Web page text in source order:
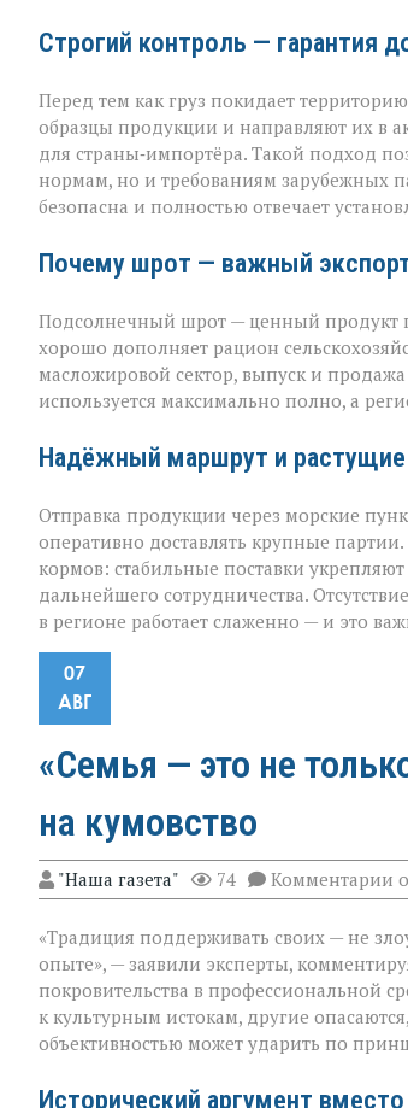
Строгий контроль — гарантия
Перед тем как груз покидает
образцы продукции и направляют их в
для страны‑импортёра. Такой подход
нормам, но и требованиям зарубежных
безопасна и полностью отвечает
Почему шрот — важный
Подсолнечный шрот — ценный продукт
хорошо дополняет рацион
масложировой сектор, выпуск и
используется максимально полно, а
Надёжный маршрут и растущие
Отправка продукции через морские
оперативно доставлять крупные
кормов: стабильные поставки
дальнейшего сотрудничества.
в регионе работает слаженно — и это
07
АВГ
«Семья — это не
на кумовство
"Наша газета" 74 Комментарии к
и
«Традиция поддерживать своих — не
опыте», — заявили эксперты,
покровительства в профессиональной
к культурным истокам, другие
объективностью может ударить по
Исторический аргумент